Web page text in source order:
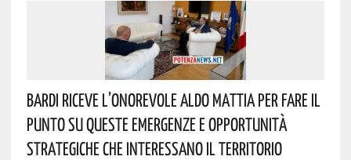
Bardi Riceve L’onorevole Aldo Mattia Per Fare Il
Punto Su Queste Emergenze E Opportunità
Strategiche Che Interessano Il Territorio